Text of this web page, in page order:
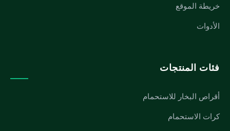
خريطة الموقع
الأدوات
فئات المنتجات
أقراص البخار للاستحمام
كرات الاستحمام